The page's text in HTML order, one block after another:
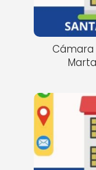
Cámara